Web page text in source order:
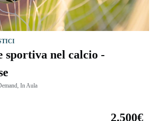
sportiva nel calcio -
In Aula
2.500€